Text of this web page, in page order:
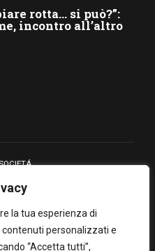
la tua esperienza di
personalizzati e
“Accetta tutti”,
rotta… si può?”:
incontro all’altro